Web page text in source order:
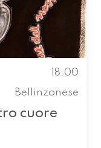
18.00
Bellinzonese
cuore